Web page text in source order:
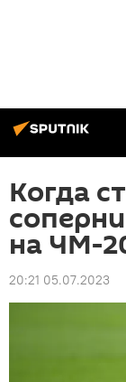
Когда
на ЧМ-
20:21 05.07.2023